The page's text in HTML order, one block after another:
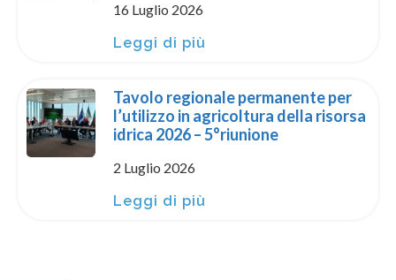
16 Luglio 2026
Leggi di più
Tavolo regionale permanente per
l’utilizzo in agricoltura della risorsa
idrica 2026 – 5°riunione
2 Luglio 2026
Leggi di più